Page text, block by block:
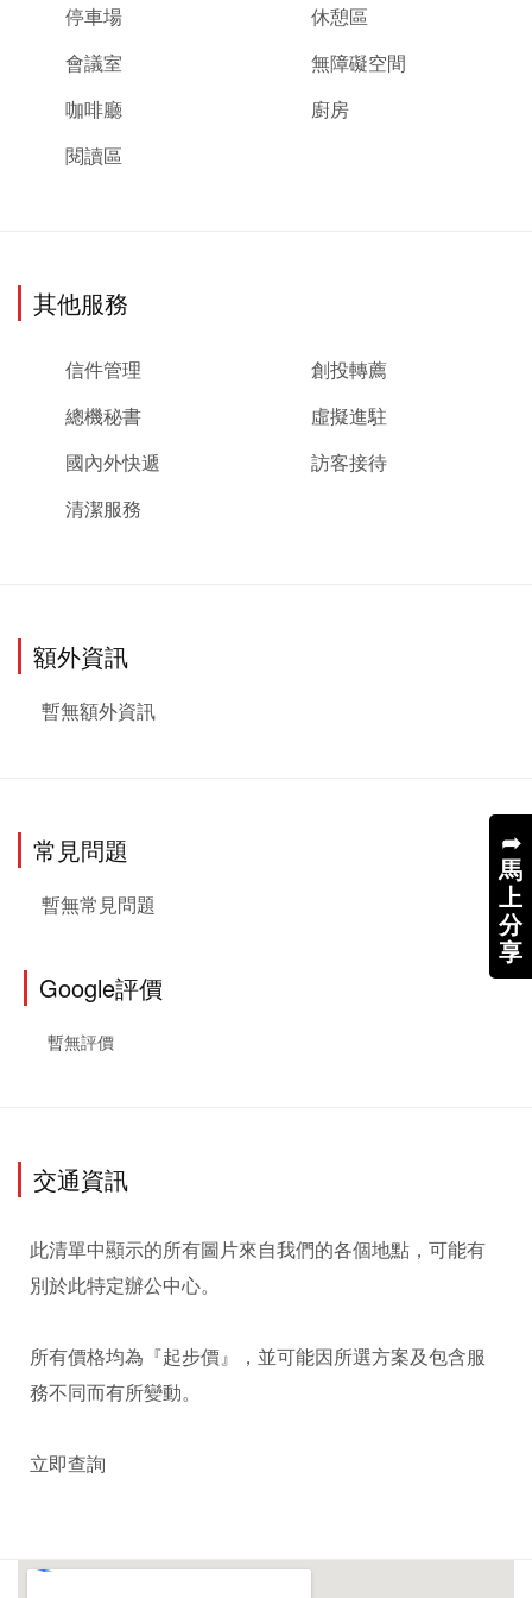
➦
馬
上
分
享
停車場
休憩區
會議室
無障礙空間
咖啡廳
廚房
閱讀區
其他服務
信件管理
創投轉薦
總機秘書
虛擬進駐
國內外快遞
訪客接待
清潔服務
額外資訊
暫無額外資訊
常見問題
暫無常見問題
Google評價
暫無評價
交通資訊
此清單中顯示的所有圖片來自我們的各個地點，可能有
別於此特定辦公中心。
所有價格均為『起步價』，並可能因所選方案及包含服
務不同而有所變動。
立即查詢